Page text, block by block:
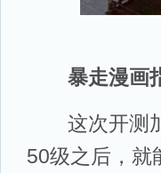
暴走漫画
这次开测加
50级之后，就